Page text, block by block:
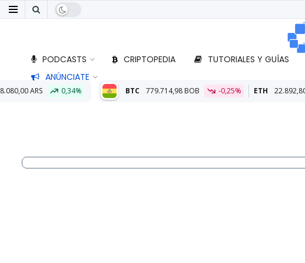
PODCASTS CRIPTOPEDIA TUTORIALES Y GUÍAS
ANÚNCIATE
BTC 779.714,98 BOB -0,25% ETH 22.892,80 BOB 0,28%